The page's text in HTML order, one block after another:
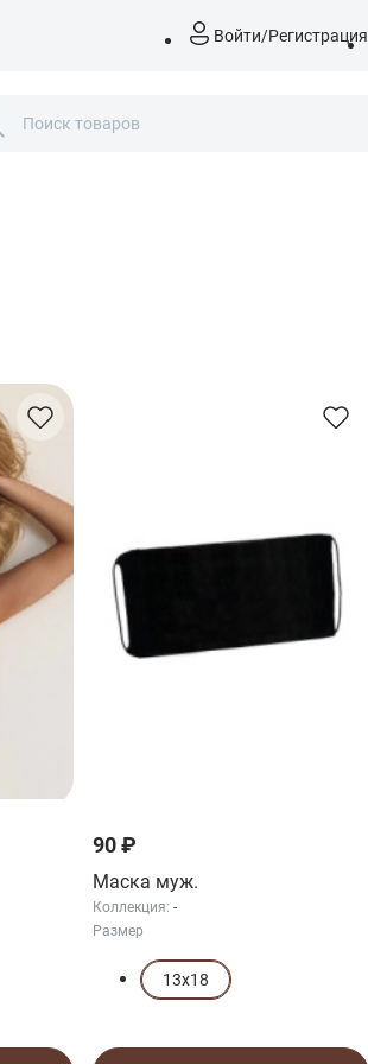
Войти/Регистрация
90 ₽
Маска муж.
Коллекция: -
Размер
13х18